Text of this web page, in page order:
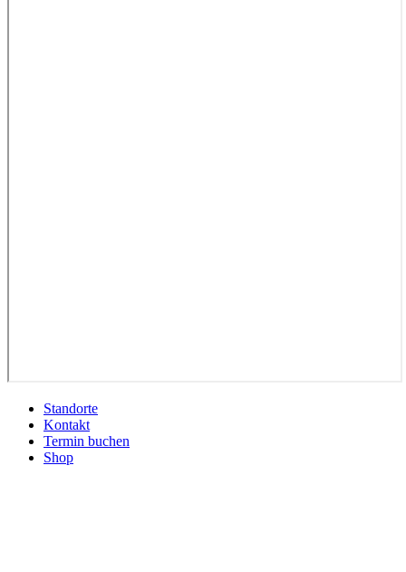
Standorte
Kontakt
Termin buchen
Shop